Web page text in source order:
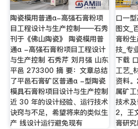
陶瓷模用普通α-高强石膏粉项
目工程设计与生产控制——石秀
刊于《佛山陶瓷》 陶瓷模用普
通α -高强石膏粉项目工程设计
与生产控制 石秀芹 刘月强 山东
平邑 273300 摘 要：文章总结
了平邑石膏矿区普通α -型陶瓷
模具石膏粉项目设计与生产控制
近 30 年的设计经验、运行技术
诀窍与不足，希望将来的类似生
产 线设计运行避免现有
口一
图文_
膏粉
技_专
下载
工艺_
资料
属矿
技术
2，王
膏研